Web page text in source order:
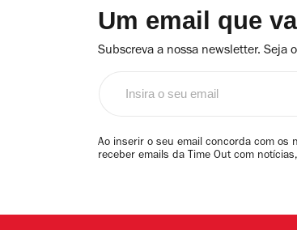
Um email que
Subscreva a nossa newsletter. Seja
email
Ao inserir o seu email concorda com os
receber emails da Time Out com